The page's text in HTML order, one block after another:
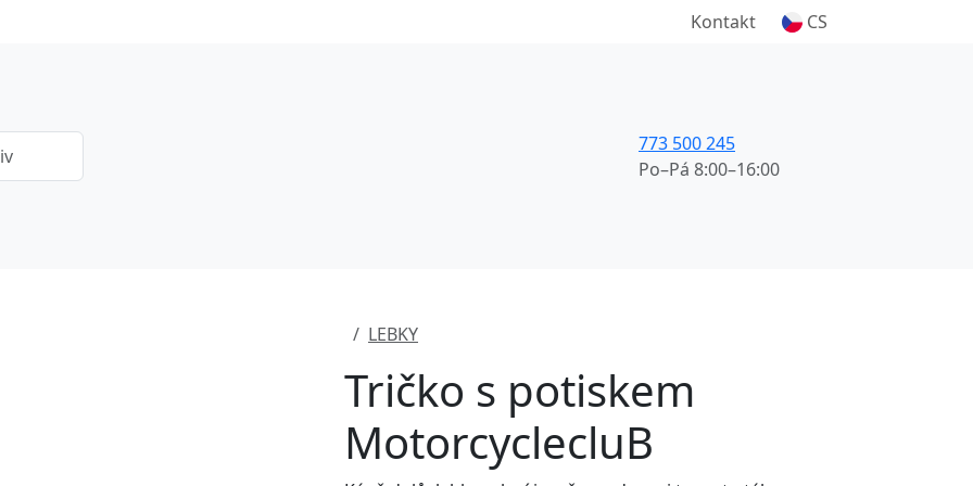
Kontakt CS
773 500 245
Po–Pá 8:00–16:00
LEBKY
Tričko s potiskem
MotorcyclecluB